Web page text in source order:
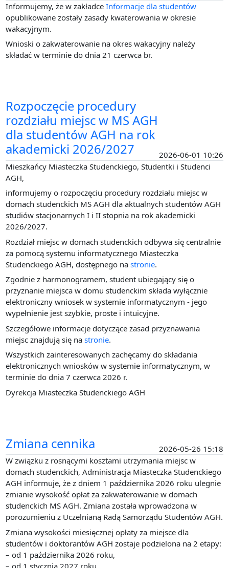
Informujemy, że w zakładceInformacje dla studentów
opublikowane zostały zasady kwaterowania w okresie
wakacyjnym.
Wnioski o zakwaterowanie na okres wakacyjny należy
składać w terminie do dnia 21 czerwca br.
Rozpoczęcie procedury
rozdziału miejsc w MS AGH
dla studentów AGH na rok
akademicki 2026/2027
2026-06-01 10:26
Mieszkańcy Miasteczka Studenckiego, Studentki i Studenci
AGH,
informujemy o rozpoczęciu procedury rozdziału miejsc w
domach studenckich MS AGH dla aktualnych studentów AGH
studiów stacjonarnych I i II stopnia na rok akademicki
2026/2027.
Rozdział miejsc w domach studenckich odbywa się centralnie
za pomocą systemu informatycznego Miasteczka
Studenckiego AGH, dostępnego nastronie.
Zgodnie z harmonogramem, student ubiegający się o
przyznanie miejsca w domu studenckim składa wyłącznie
elektroniczny wniosek w systemie informatycznym - jego
wypełnienie jest szybkie, proste i intuicyjne.
Szczegółowe informacje dotyczące zasad przyznawania
miejsc znajdują się nastronie.
Wszystkich zainteresowanych zachęcamy do składania
elektronicznych wniosków w systemie informatycznym, w
terminie do dnia 7 czerwca 2026 r.
Dyrekcja Miasteczka Studenckiego AGH
Zmiana cennika
2026-05-26 15:18
W związku z rosnącymi kosztami utrzymania miejsc w
domach studenckich, Administracja Miasteczka Studenckiego
AGH informuje, że z dniem 1 października 2026 roku ulegnie
zmianie wysokość opłat za zakwaterowanie w domach
studenckich MS AGH. Zmiana została wprowadzona w
porozumieniu z Uczelnianą Radą Samorządu Studentów AGH.
Zmiana wysokości miesięcznej opłaty za miejsce dla
studentów i doktorantów AGH zostaje podzielona na 2 etapy:
– od 1 października 2026 roku,
– od 1 stycznia 2027 roku.